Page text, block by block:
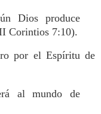
Dios produce
Corintios 7:10).
por el Espíritu de
al mundo de